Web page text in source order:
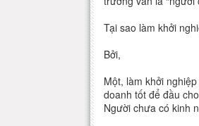
Tại sao làm khởi
Bởi,
Một, làm khởi
doanh tốt để đầu
Người chưa có kinh